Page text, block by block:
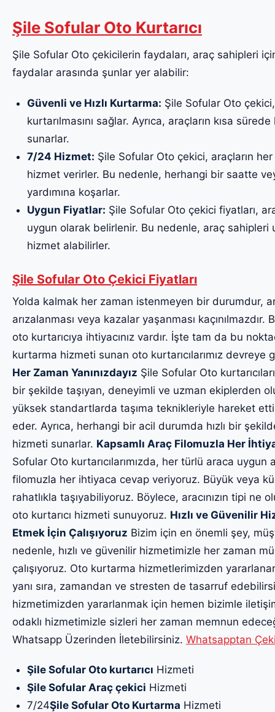
Şile Sofular Oto Kurtarıcı
Şile Sofular Oto çekicilerin faydaları, araç sahipleri
faydalar arasında şunlar yer alabilir:
Güvenli ve Hızlı Kurtarma: Şile Sofular Oto
kurtarılmasını sağlar. Ayrıca, araçların kısa
sunarlar.
7/24 Hizmet: Şile Sofular Oto çekici, araçların
hizmet verirler. Bu nedenle, herhangi bir saatte
yardımına koşarlar.
Uygun Fiyatlar: Şile Sofular Oto çekici fiyatları,
uygun olarak belirlenir. Bu nedenle, araç
hizmet alabilirler.
Şile Sofular Oto Çekici Fiyatları
Yolda kalmak her zaman istenmeyen bir durumdur,
arızalanması veya kazalar yaşanması
oto kurtarıcıya ihtiyacınız vardır. İşte tam da bu
kurtarma hizmeti sunan oto kurtarıcılarımız devreye
Her Zaman Yanınızdayız Şile Sofular Oto
bir şekilde taşıyan, deneyimli ve uzman ekiplerden
yüksek standartlarda taşıma teknikleriyle hareket
eder. Ayrıca, herhangi bir acil durumda hızlı bir
hizmeti sunarlar. Kapsamlı Araç Filomuzla Her
Sofular Oto kurtarıcılarımızda, her türlü araca uygun
filomuzla her ihtiyaca cevap veriyoruz. Büyük veya
rahatlıkla taşıyabiliyoruz. Böylece, aracınızın tipi ne
oto kurtarıcı hizmeti sunuyoruz. Hızlı ve Güvenilir
Etmek İçin Çalışıyoruz Bizim için en önemli şey,
nedenle, hızlı ve güvenilir hizmetimizle her zaman
çalışıyoruz. Oto kurtarma hizmetlerimizden
yanı sıra, zamandan ve stresten de tasarruf
hizmetimizden yararlanmak için hemen bizimle
odaklı hizmetimizle sizleri her zaman memnun
Whatsapp Üzerinden İletebilirsiniz. Whatsapptan
Şile Sofular Oto kurtarıcı Hizmeti
Şile Sofular Araç çekici Hizmeti
7/24Şile Sofular Oto Kurtarma Hizmeti